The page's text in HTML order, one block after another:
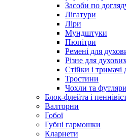
Засоби по
Лігатури
Ліри
Мундштуки
Пюпітри
Ремені для
Різне для
Стійки і тримачі
Тростини
Чохли та
Блок-флейта і
Валторни
Гобої
Губні гармошки
Кларнети